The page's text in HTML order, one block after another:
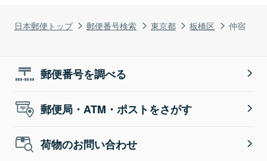
日本郵便トップ 郵便番号検索 東京都 板橋区 仲宿
郵便番号を調べる
郵便局・ATM・ポストをさがす
荷物のお問い合わせ